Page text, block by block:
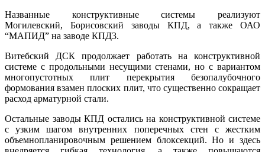
Названные конструктивные системы реализуют
Могилевский, Борисовский заводы КПД, а также ОАО
“МАПИД” на заводе КПД3.
Витебский ДСК продолжает работать на конструктивной
системе с продольными несущими стенами, но с вариантом
многопустотных плит перекрытия безопалубочного
формования взамен плоских плит, что существенно сокращает
расход арматурной стали.
Остальные заводы КПД остались на конструктивной системе
с узким шагом внутренних поперечных стен с жестким
объемно­планировочным решением блоксекций. Но и здесь